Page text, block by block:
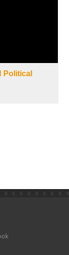
Political